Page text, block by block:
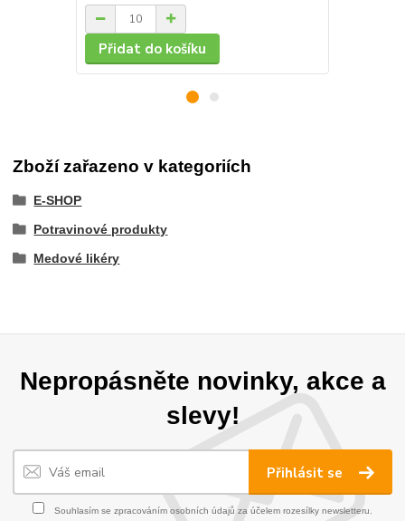
Přidat do košíku
Zboží zařazeno v kategoriích
E-SHOP
Potravinové produkty
Medové likéry
Nepropásněte novinky, akce a
slevy!
Přihlásit se
Souhlasím se zpracováním osobních údajů za účelem rozesílky newsletteru.